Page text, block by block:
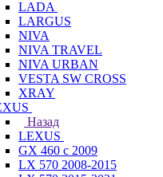
LADA
LARGUS
NIVA
NIVA TRAVEL
NIVA URBAN
VESTA SW CROSS
XRAY
Назад
LEXUS
GX 460 с 2009
LX 570 2008-2015